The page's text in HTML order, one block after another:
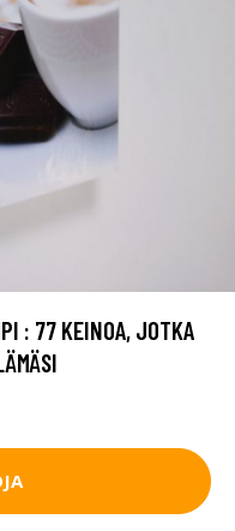
: 77 KEINOA, JOTKA